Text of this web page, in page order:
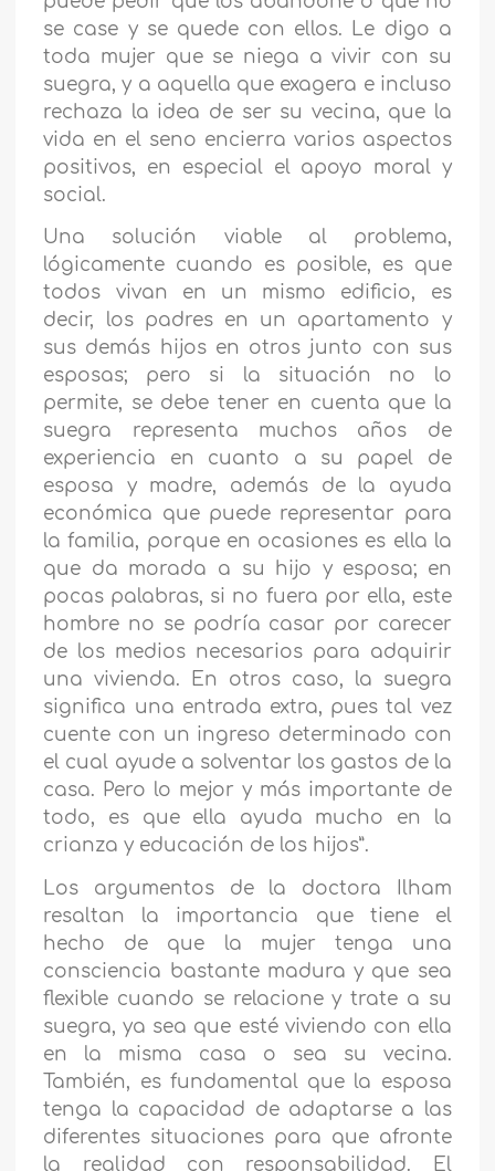
se case y se quede con ellos. Le digo a
toda mujer que se niega a vivir con su
suegra, y a aquella que exagera e incluso
rechaza la idea de ser su vecina, que la
vida en el seno encierra varios aspectos
positivos, en especial el apoyo moral y
social.
Una solución viable al problema,
lógicamente cuando es posible, es que
todos vivan en un mismo edificio, es
decir, los padres en un apartamento y
sus demás hijos en otros junto con sus
esposas; pero si la situación no lo
permite, se debe tener en cuenta que la
suegra representa muchos años de
experiencia en cuanto a su papel de
esposa y madre, además de la ayuda
económica que puede representar para
la familia, porque en ocasiones es ella la
que da morada a su hijo y esposa; en
pocas palabras, si no fuera por ella, este
hombre no se podría casar por carecer
de los medios necesarios para adquirir
una vivienda. En otros caso, la suegra
significa una entrada extra, pues tal vez
cuente con un ingreso determinado con
el cual ayude a solventar los gastos de la
casa. Pero lo mejor y más importante de
todo, es que ella ayuda mucho en la
crianza y educación de los hijos”.
Los argumentos de la doctora Ilham
resaltan la importancia que tiene el
hecho de que la mujer tenga una
consciencia bastante madura y que sea
flexible cuando se relacione y trate a su
suegra, ya sea que esté viviendo con ella
en la misma casa o sea su vecina.
También, es fundamental que la esposa
tenga la capacidad de adaptarse a las
diferentes situaciones para que afronte
la realidad con responsabilidad. El